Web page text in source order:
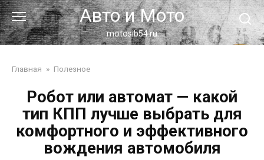
Перейти
к
контенту
Авто и Мото
motosib54.ru
Главная » Полезное
Робот или автомат — какой
тип КПП лучше выбрать для
комфортного и эффективного
вождения автомобиля